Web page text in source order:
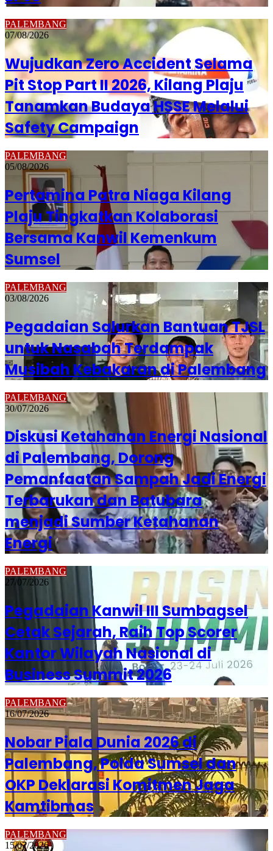
PALEMBANG
07/08/2026
Wujudkan Zero Accident Selama
Pit Stop Part II 2026, Kilang Plaju
Tanamkan Budaya HSSE Melalui
Safety Campaign
PALEMBANG
05/08/2026
Pertamina Patra Niaga Kilang
Plaju Tingkatkan Kolaborasi
Bersama Kanwil Kemenkum
Sumsel
PALEMBANG
03/08/2026
Pegadaian Salurkan Bantuan TJSL
untuk Nasabah Terdampak
Musibah Kebakaran di Palembang
PALEMBANG
30/07/2026
Diskusi Ketahanan Energi Nasional
di Palembang, Dorong
Pemanfaatan Sampah Jadi Energi
Terbarukan dan Batubara
menjadi Sumber Ketahanan
Energi
PALEMBANG
27/07/2026
Pegadaian Kanwil III Sumbagsel
Cetak Sejarah, Raih Top Scorer
Kantor Wilayah Nasional di
Business Summit 2026
PALEMBANG
16/07/2026
Nobar Piala Dunia 2026 di
Palembang, Polda Sumsel dan
OKP Deklarasi Komitmen Jaga
Kamtibmas
PALEMBANG
15/07/2026